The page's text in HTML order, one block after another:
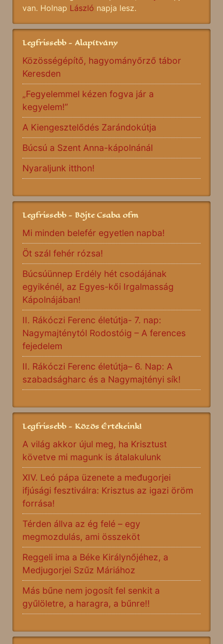
van. Holnap László napja lesz.
Legfrissebb - Alapítvány
Közösségépítő, hagyományőrző tábor
Keresden
„Fegyelemmel kézen fogva jár a
kegyelem!”
A Kiengesztelődés Zarándokútja
Búcsú a Szent Anna-kápolnánál
Nyaraljunk itthon!
Legfrissebb - Böjte Csaba ofm
Mi minden belefér egyetlen napba!
Öt szál fehér rózsa!
Búcsúünnep Erdély hét csodájának
egyikénél, az Egyes-kői Irgalmasság
Kápolnájában!
II. Rákóczi Ferenc életútja- 7. nap:
Nagymajténytól Rodostóig – A ferences
fejedelem
II. Rákóczi Ferenc életútja– 6. Nap: A
szabadságharc és a Nagymajtényi sík!
Legfrissebb - Közös Értékeink!
A világ akkor újul meg, ha Krisztust
követve mi magunk is átalakulunk
XIV. Leó pápa üzenete a međugorjei
ifjúsági fesztiválra: Krisztus az igazi öröm
forrása!
Térden állva az ég felé – egy
megmozdulás, ami összeköt
Reggeli ima a Béke Királynőjéhez, a
Medjugorjei Szűz Máriához
Más bűne nem jogosít fel senkit a
gyűlöletre, a haragra, a bűnre!!